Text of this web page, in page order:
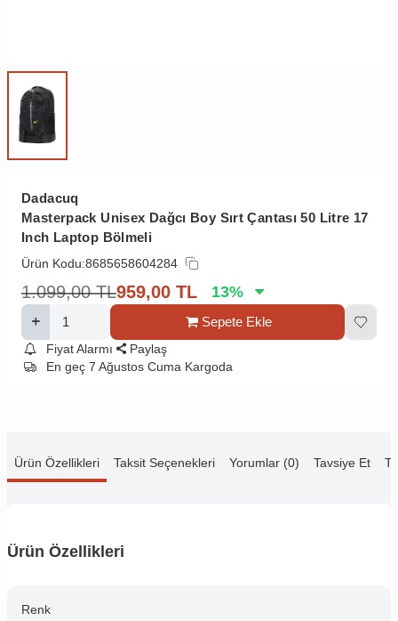
Dadacuq
Masterpack Unisex Dağcı Boy Sırt Çantası 50 Litre 17
Inch Laptop Bölmeli
Ürün Kodu:8685658604284
1.099,00 TL959,00 TL 13%
Sepete Ekle
Fiyat Alarmı
Paylaş
En geç 7 Ağustos Cuma Kargoda
Ürün Özellikleri Taksit Seçenekleri Yorumlar (0) Tavsiye Et
Ürün Özellikleri
Renk